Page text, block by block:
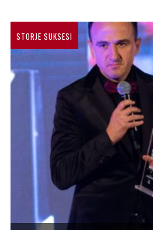
STORJE SUKSESI